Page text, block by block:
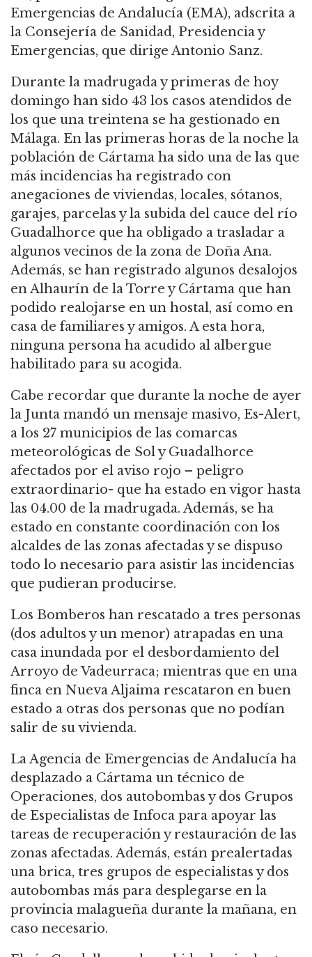
Emergencias de Andalucía (EMA), adscrita a
la Consejería de Sanidad, Presidencia y
Emergencias, que dirige Antonio Sanz.
Durante la madrugada y primeras de hoy
domingo han sido 43 los casos atendidos de
los que una treintena se ha gestionado en
Málaga. En las primeras horas de la noche la
población de Cártama ha sido una de las que
más incidencias ha registrado con
anegaciones de viviendas, locales, sótanos,
garajes, parcelas y la subida del cauce del río
Guadalhorce que ha obligado a trasladar a
algunos vecinos de la zona de Doña Ana.
Además, se han registrado algunos desalojos
en Alhaurín de la Torre y Cártama que han
podido realojarse en un hostal, así como en
casa de familiares y amigos. A esta hora,
ninguna persona ha acudido al albergue
habilitado para su acogida.
Cabe recordar que durante la noche de ayer
la Junta mandó un mensaje masivo, Es-Alert,
a los 27 municipios de las comarcas
meteorológicas de Sol y Guadalhorce
afectados por el aviso rojo – peligro
extraordinario- que ha estado en vigor hasta
las 04.00 de la madrugada. Además, se ha
estado en constante coordinación con los
alcaldes de las zonas afectadas y se dispuso
todo lo necesario para asistir las incidencias
que pudieran producirse.
Los Bomberos han rescatado a tres personas
(dos adultos y un menor) atrapadas en una
casa inundada por el desbordamiento del
Arroyo de Vadeurraca; mientras que en una
finca en Nueva Aljaima rescataron en buen
estado a otras dos personas que no podían
salir de su vivienda.
La Agencia de Emergencias de Andalucía ha
desplazado a Cártama un técnico de
Operaciones, dos autobombas y dos Grupos
de Especialistas de Infoca para apoyar las
tareas de recuperación y restauración de las
zonas afectadas. Además, están prealertadas
una brica, tres grupos de especialistas y dos
autobombas más para desplegarse en la
provincia malagueña durante la mañana, en
caso necesario.